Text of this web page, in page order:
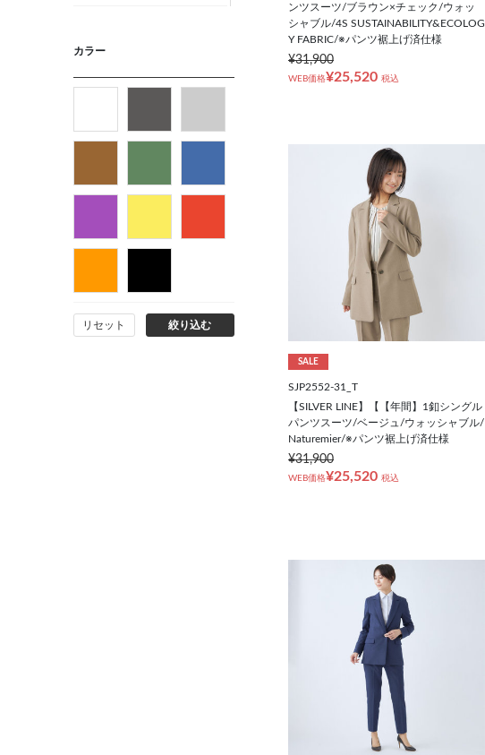
シャツ
ベルト
コート
カラー
リセット 絞り込む
ンツスーツ/ブラウン×チェック/ウォッ
シャブル/4S SUSTAINABILITY&ECOLOG
Y FABRIC/※パンツ裾上げ済仕様
¥31,900
WEB価格¥25,520 税込
SALE
SJP2552-31_T
【SILVER LINE】【【年間】1釦シングル
パンツスーツ/ベージュ/ウォッシャブル/
Naturemier/※パンツ裾上げ済仕様
¥31,900
WEB価格¥25,520 税込